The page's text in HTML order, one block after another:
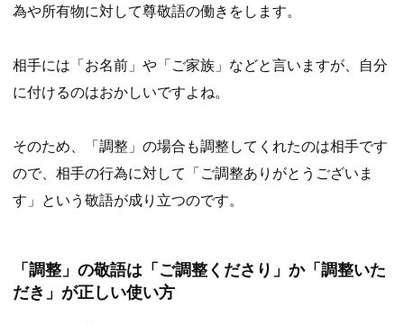
為や所有物に対して尊敬語の働きをします。
相手には「お名前」や「ご家族」などと言いますが、自分
に付けるのはおかしいですよね。
そのため、「調整」の場合も調整してくれたのは相手です
ので、相手の行為に対して「ご調整ありがとうございま
す」という敬語が成り立つのです。
「調整」の敬語は「ご調整くださり」か「調整いた
だき」が正しい使い方